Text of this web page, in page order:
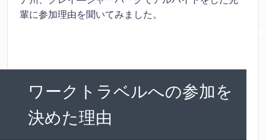
輩に参加理由を聞いてみました。
ワークトラベルへの参加を
決めた理由